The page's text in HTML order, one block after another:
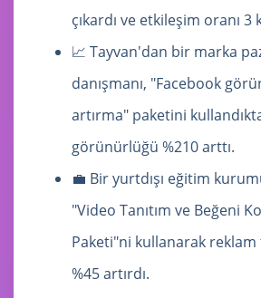
çıkardı ve etkileşim oranı 3
📈 Tayvan'dan bir marka
danışmanı, "Facebook
artırma" paketini
görünürlüğü %210 arttı.
💼 Bir yurtdışı eğitim
"Video Tanıtım ve Beğeni
Paketi"ni kullanarak reklam
%45 artırdı.